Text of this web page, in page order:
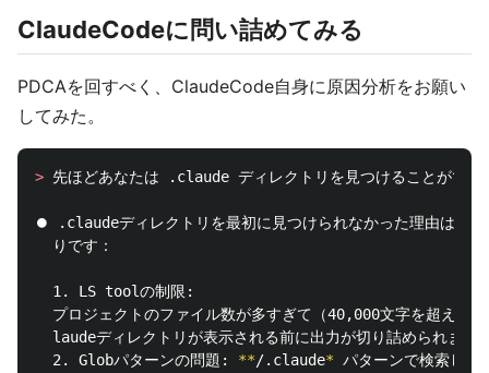
ClaudeCodeに問い詰めてみる
PDCAを回すべく、ClaudeCode自身に原因分析をお願い
してみた。
> 先ほどあなたは .claude ディレクトリを見つけることができ
⏺ .claudeディレクトリを最初に見つけられなかった理由は以下
  りです：
  1. LS toolの制限:
プロジェクトのファイル数が多すぎて（40,000文字を超える
laudeディレクトリが表示される前に出力が切り詰められまし
  2. Globパターンの問題:
**/.claude* パターンで検索しま